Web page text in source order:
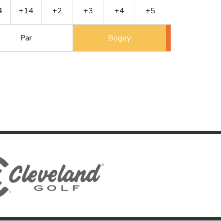
+14 +2 +3 +4 +5
Par Bogey